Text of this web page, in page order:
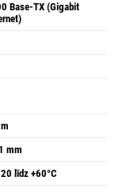
Base-TX (Gigabit
mm
līdz +60°C